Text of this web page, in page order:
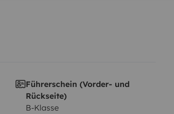
Führerschein (Vorder- und
Rückseite)
B-Klasse